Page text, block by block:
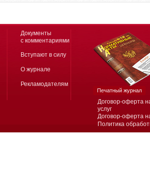
Договор-оферта
услуг
Договор-оферта
Политика
Документы
с комментариями
Вступают в силу
О журнале
Рекламодателям
Печатный журнал